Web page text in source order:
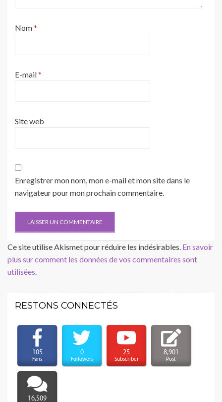
Nom*
E-mail*
Site web
Enregistrer mon nom, mon e-mail et mon site dans le
navigateur pour mon prochain commentaire.
Ce site utilise Akismet pour réduire les indésirables. En savoir
plus sur comment les données de vos commentaires sont
utilisées.
RESTONS CONNECTÉS
105
Fans
0
Followers
25
Subscriber
8,901
Post
16,509